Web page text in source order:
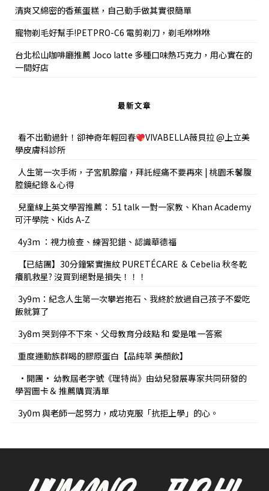
清爽又綿密的香蕉蛋糕，自己動手做其實很簡單
寵物剃毛好幫手!PETPRO-C6 電剪剃刀，剃毛咻咻咻
台北松山咖啡廳推薦 Joco latte 多種口味熱巧克力，用心實在的
一間好店
最新文章
看不出動過針！卻神奇年輕回春
VIVABELLA薇貝拉 @上立美
學皮膚科診所
人生第一次手術，子宮肌腺瘤，拜託經痛不要再來 | 桃園禾馨腹
腔鏡紀錄＆心得
兒童線上英文學習推薦： 51 talk 一對一家教、Khan Academy
可汗學院、Kids A-Z
4y3m ：視力檢查、練習犯錯、認識華德福
【已結團】30分鐘緊實撫紋 PURETÉCARE ＆ Cebelia 秋冬乾
癢肌救星? 沒買到絕對是損失！！！
3y9m：紀念人生第一次攀岩抱石、我終於放過自己孩子不愛吃
飯就算了
3y8m 哭到停不下來、父母教育分歧點 和 愛是唯一答案
重度運動族群喝的膠原蛋白【品純萃 美顏飲】
•開團• 幼教屆老字號《理特尚》由幼兒發展專家共同研發的
學習圖卡＆ 推薦購買清單
3y0m 與老師一起努力，成功克服「抗拒上學」的心。